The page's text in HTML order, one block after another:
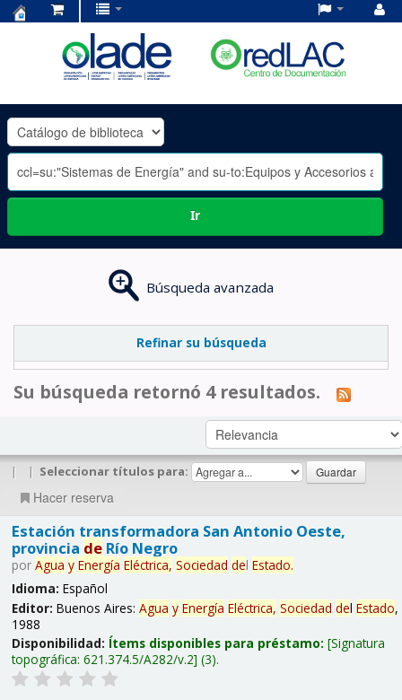
OLADE
-
Ir
Búsqueda avanzada
Refinar su búsqueda
Su búsqueda retornó 4 resultados.
| | Seleccionar títulos para:
Hacer reserva
Estación transformadora San Antonio Oeste,
provincia deRío Negro
por Agua y Energía Eléctrica, Sociedad del Estado.
Idioma: Español
Editor: Buenos Aires: Agua y Energía Eléctrica, Sociedad del Estado,
1988
Disponibilidad: Ítems disponibles para préstamo: Signatura
topográfica: 621.374.5/A282/v.2 (3).